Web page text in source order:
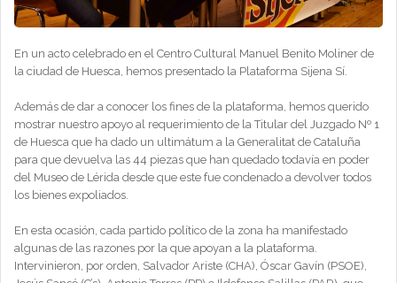
En un acto celebrado en el Centro Cultural Manuel Benito Moliner de
la ciudad de Huesca, hemos presentado la Plataforma Sijena Sí.
Además de dar a conocer los fines de la plataforma, hemos querido
mostrar nuestro apoyo al requerimiento de la Titular del Juzgado Nº 1
de Huesca que ha dado un ultimátum a la Generalitat de Cataluña
para que devuelva las 44 piezas que han quedado todavía en poder
del Museo de Lérida desde que este fue condenado a devolver todos
los bienes expoliados.
En esta ocasión, cada partido político de la zona ha manifestado
algunas de las razones por la que apoyan a la plataforma.
Intervinieron, por orden, Salvador Ariste (CHA), Óscar Gavín (PSOE),